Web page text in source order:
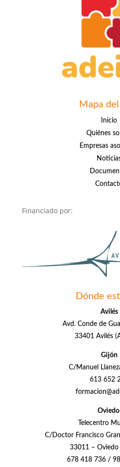
Mapa
Inicio
Quiénes
Empresas
Financiado por:
Dónde
Avilés
Avd. Conde de
33401 Avilés
Gijón
C/Manuel
613 652
Oviedo
Telecentro
C/Doctor Francisco
33011 – Oviedo
678 418 736 /